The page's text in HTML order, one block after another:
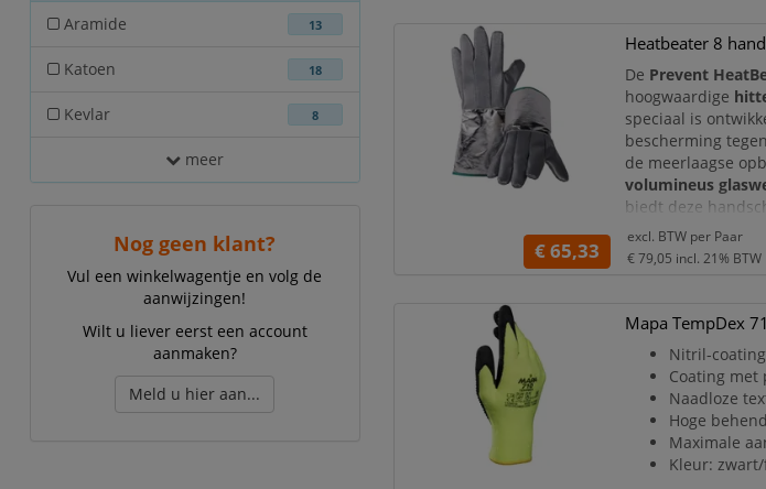
Aramide 13
Katoen 18
Kevlar 8
meer
Nog geen klant?
Vul een winkelwagentje en volg de
aanwijzingen!
Wilt u liever eerst een account
aanmaken?
Meld u hier aan...
Heatbeater 8
De Prevent
hoogwaardige
speciaal is
bescherming
de meerlaagse
volumineus
biedt deze
contacthitte en
maakt de
€ 65,33
excl. BTW per Paar
€ 79,05 incl. 21% BTW
Mapa TempDex
Nitril-coating
Coating
Naadloze
Hoge
Maximale
Kleur: